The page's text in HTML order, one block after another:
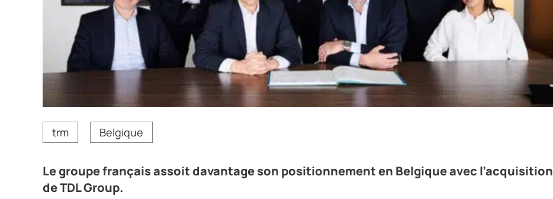
Stanislas Lemor, PDG du groupe Stef (2ème en partant de la gauche), à côté d'Yves Vandeput, propriétaire de TDL Group.
Crédit photo Stef
trm Belgique
Le groupe français assoit davantage son positionnement en Belgique avec l’acquisition
de TDL Group.